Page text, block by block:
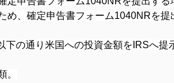
、確定申告書フォーム1040NRを提
の通り米国への投資金額をIRSへ提
。